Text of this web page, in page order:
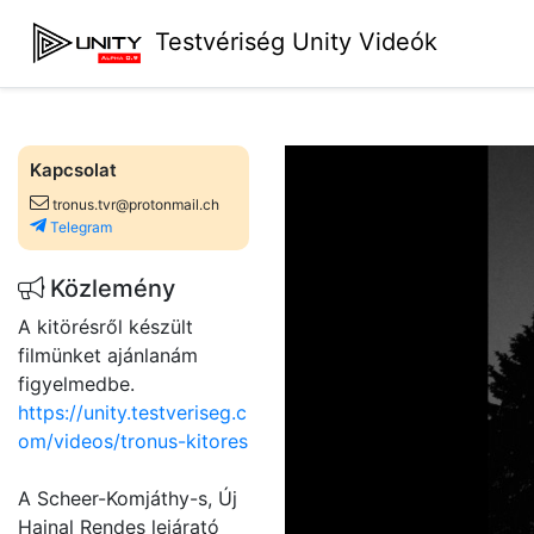
Testvériség Unity Videók
Kapcsolat
tronus.tvr@protonmail.ch
Telegram
Közlemény
A kitörésről készült
filmünket ajánlanám
figyelmedbe.
https://unity.testveriseg.c
om/videos/tronus-kitores
A Scheer-Komjáthy-s, Új
Hajnal Rendes lejárató